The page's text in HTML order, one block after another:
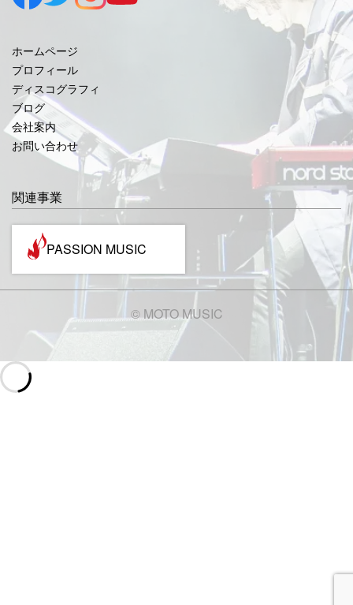
2025年7月
2025年5月
2025年4月
2025年3月
2025年2月
2025年1月
2024年12月
2024年9月
2024年7月
ホームページ
プロフィール
ディスコグラフィ
ブログ
会社案内
お問い合わせ
関連事業
PASSION MUSIC
©️ MOTO MUSIC